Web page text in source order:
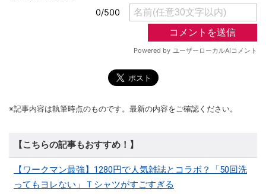
※記事内容は執筆時点のものです。最新の内容をご確認ください。
【こちらの記事もおすすめ！】
【ワークマン最強】1280円で人気雑誌とコラボ？「50回洗
ってもヨレない」Ｔシャツがすごすぎる